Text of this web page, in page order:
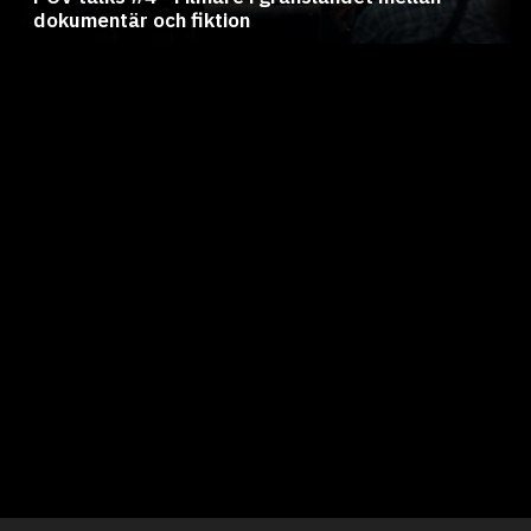
dokumentär och fiktion